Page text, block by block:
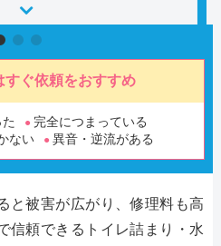
すぐ依頼をおすすめ
完全につまっている
ない
異音・逆流がある
と被害が広がり、修理料も高
信頼できるトイレ詰まり・水